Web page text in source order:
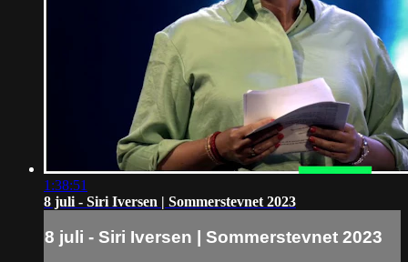
1:38:51
8 juli - Siri Iversen | Sommerstevnet 2023
8 juli - Siri Iversen | Sommerstevnet 2023